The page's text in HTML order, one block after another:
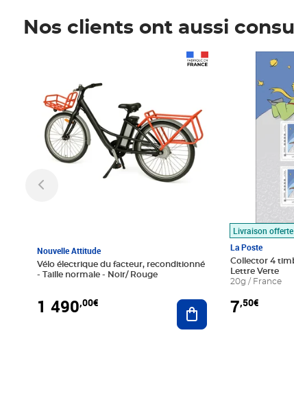
Nos clients ont aussi
Nouvelle Attitude
Vélo électrique du facteur, reconditionné
- Taille normale - Noir/ Rouge
1 490,00€ Ajouter au panier
Livraison offerte
La Poste
Collector 4
Lettre Verte
20g / France
7,50€
Prix 7,50€